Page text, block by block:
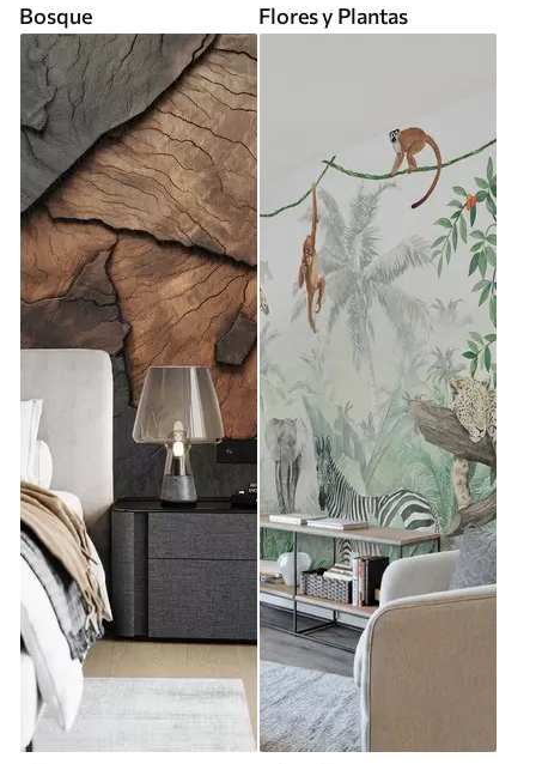
Bosque Flores y Plantas